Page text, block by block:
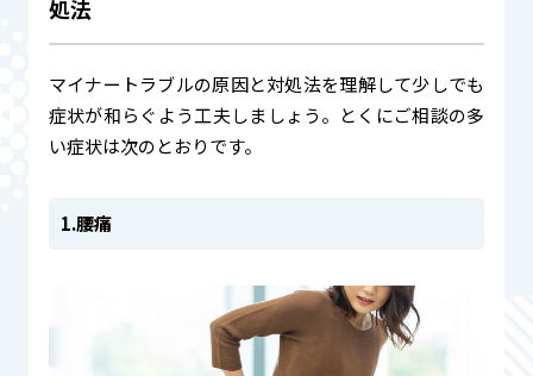
処法
マイナートラブルの原因と対処法を理解して少しでも
症状が和らぐよう工夫しましょう。とくにご相談の多
い症状は次のとおりです。
1.腰痛